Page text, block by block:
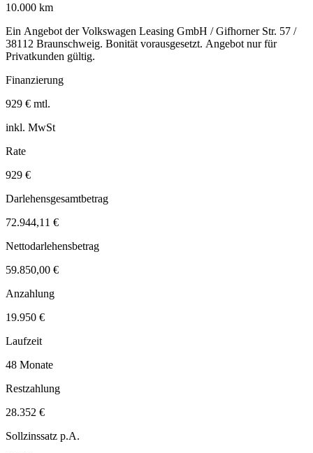
10.000 km
Ein Angebot der Volkswagen Leasing GmbH / Gifhorner Str. 57 /
38112 Braunschweig. Bonität vorausgesetzt. Angebot nur für
Privatkunden gültig.
Finanzierung
929 € mtl.
inkl. MwSt
Rate
929 €
Darlehensgesamtbetrag
72.944,11 €
Nettodarlehensbetrag
59.850,00 €
Anzahlung
19.950 €
Laufzeit
48 Monate
Restzahlung
28.352 €
Sollzinssatz p.A.